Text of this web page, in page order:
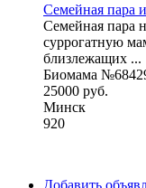
Семейная пара
Семейная пара
суррогатную
близлежащих ...
Биомама
25000 руб.
Минск
920
Добавить